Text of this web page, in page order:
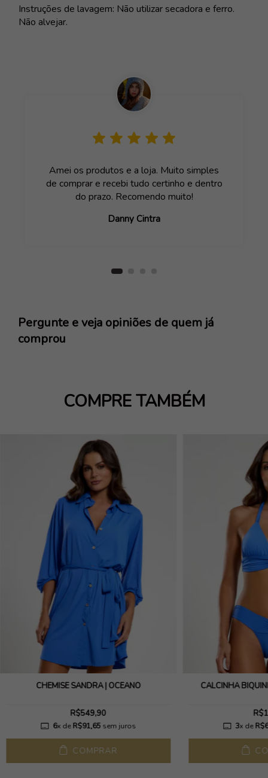
Instruções de lavagem: Não utilizar secadora e ferro.
Não alvejar.
Amei os produtos e a loja. Muito simples
de comprar e recebi tudo certinho e dentro
do prazo. Recomendo muito!
Danny Cintra
Pergunte e veja opiniões de quem já
comprou
COMPRE TAMBÉM
CHEMISE SANDRA | OCEANO
R$549,90
6x deR$91,65 sem juros
COMPRAR
CALCINHA
3x de